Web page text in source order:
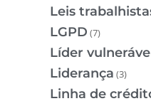
Leis
LGPD (7)
Líder
Liderança (3)
Linha de